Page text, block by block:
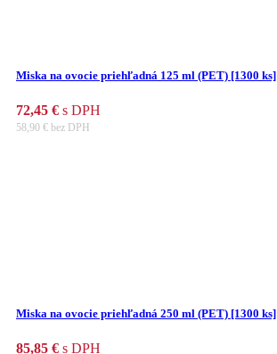
Miska na ovocie priehľadná 125 ml (PET) [1300 ks]
72,45 € s DPH
58,90 € bez DPH
Miska na ovocie priehľadná 250 ml (PET) [1300 ks]
85,85 € s DPH